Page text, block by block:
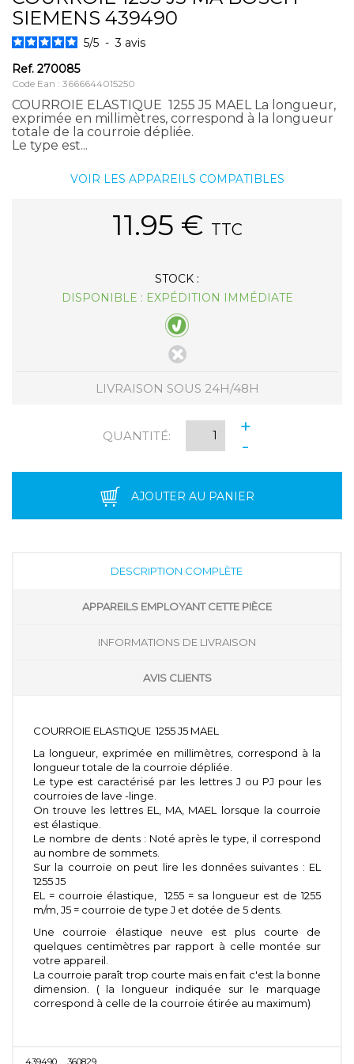
SIEMENS 439490
5/5 - 3 avis
Ref. 270085
Code Ean : 3666644015250
COURROIE ELASTIQUE 1255 J5 MAEL La longueur,
exprimée en millimètres, correspond à la longueur
totale de la courroie dépliée.
Le type est...
VOIR LES APPAREILS COMPATIBLES
11.95 € TTC
STOCK :
DISPONIBLE : EXPÉDITION IMMÉDIATE
LIVRAISON SOUS 24H/48H
QUANTITÉ:
+
-
AJOUTER AU PANIER
DESCRIPTION COMPLÈTE
APPAREILS EMPLOYANT CETTE PIÈCE
INFORMATIONS DE LIVRAISON
AVIS CLIENTS
COURROIE ELASTIQUE 1255 J5 MAEL
La longueur, exprimée en millimètres, correspond à la
longueur totale de la courroie dépliée.
Le type est caractérisé par les lettres J ou PJ pour les
courroies de lave -linge.
On trouve les lettres EL, MA, MAEL lorsque la courroie
est élastique.
Le nombre de dents : Noté après le type, il correspond
au nombre de sommets.
Sur la courroie on peut lire les données suivantes : EL
1255 J5
EL = courroie élastique, 1255 = sa longueur est de 1255
m/m, J5 = courroie de type J et dotée de 5 dents.
Une courroie élastique neuve est plus courte de
quelques centimètres par rapport à celle montée sur
votre appareil.
La courroie paraît trop courte mais en fait c'est la bonne
dimension. ( la longueur indiquée sur le marquage
correspond à celle de la courroie étirée au maximum)
439490 360829